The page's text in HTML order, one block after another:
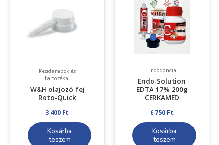
Kézidarabok és
tartozékai
W&H olajozó fej
Roto-Quick
3 400 Ft
Kosárba
teszem
Endodoncia
Endo-Solution
EDTA 17% 200g
CERKAMED
6 750 Ft
Kosárba
teszem